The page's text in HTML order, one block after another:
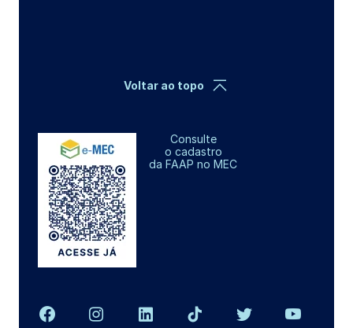
Consulte
o cadastro
da FAAP no MEC
Voltar ao topo